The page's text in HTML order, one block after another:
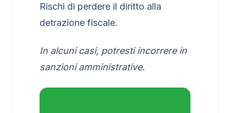
Rischi di perdere il diritto alla
detrazione fiscale.
In alcuni casi, potresti incorrere in
sanzioni amministrative.